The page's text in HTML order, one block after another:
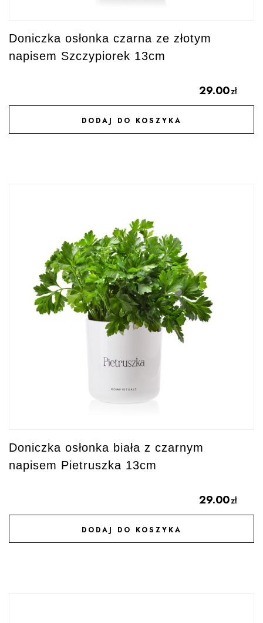
Doniczka osłonka czarna ze złotym
napisem Szczypiorek 13cm
29.00zł
DODAJ DO KOSZYKA
DODAJ DO ULUBIONYCH
Doniczka osłonka biała z czarnym
napisem Pietruszka 13cm
29.00zł
DODAJ DO KOSZYKA
DODAJ DO ULUBIONYCH